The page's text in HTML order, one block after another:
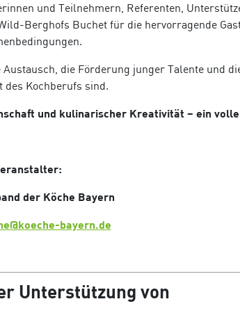
und Teilnehmern, Referenten,
Berghofs Buchet für die hervorragende
die Förderung junger Talente und
des Kochberufs sind.
und kulinarischer Kreativität – ein
der Köche Bayern
bayern.de
Unterstützung von